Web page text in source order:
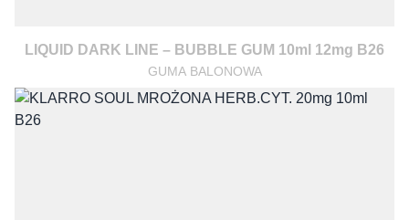
LIQUID DARK LINE – BUBBLE GUM 10ml 12mg B26
GUMA BALONOWA